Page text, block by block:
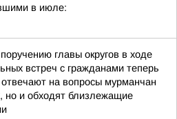
в июле:
главы округов в ходе
встреч с гражданами теперь
отвечают на вопросы мурманчан
но и обходят близлежащие